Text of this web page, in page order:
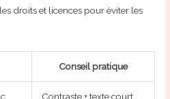
droits et licences pour éviter les
Conseil pratique
Contraste + texte court